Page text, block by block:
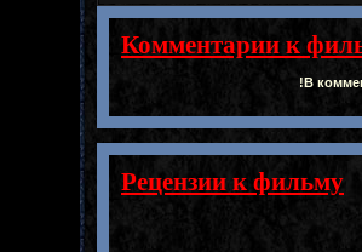
Комментарии к
!В
Рецензии к фильму